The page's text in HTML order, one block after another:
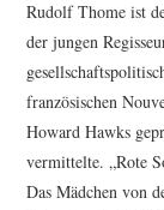
Rudolf Thome ist
der jungen
französischen
Howard Hawks
vermittelte. „Rote
Das Mädchen von